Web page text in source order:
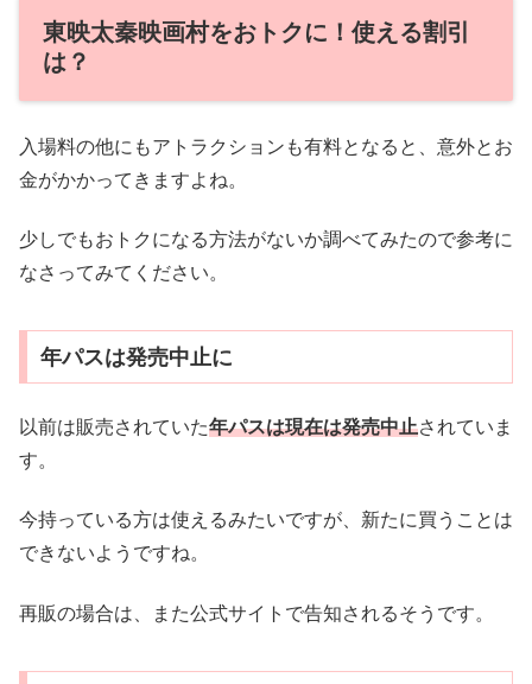
東映太秦映画村をおトクに！使える割引
は？
入場料の他にもアトラクションも有料となると、意外とお
金がかかってきますよね。
少しでもおトクになる方法がないか調べてみたので参考に
なさってみてください。
年パスは発売中止に
以前は販売されていた年パスは現在は発売中止されていま
す。
今持っている方は使えるみたいですが、新たに買うことは
できないようですね。
再販の場合は、また公式サイトで告知されるそうです。